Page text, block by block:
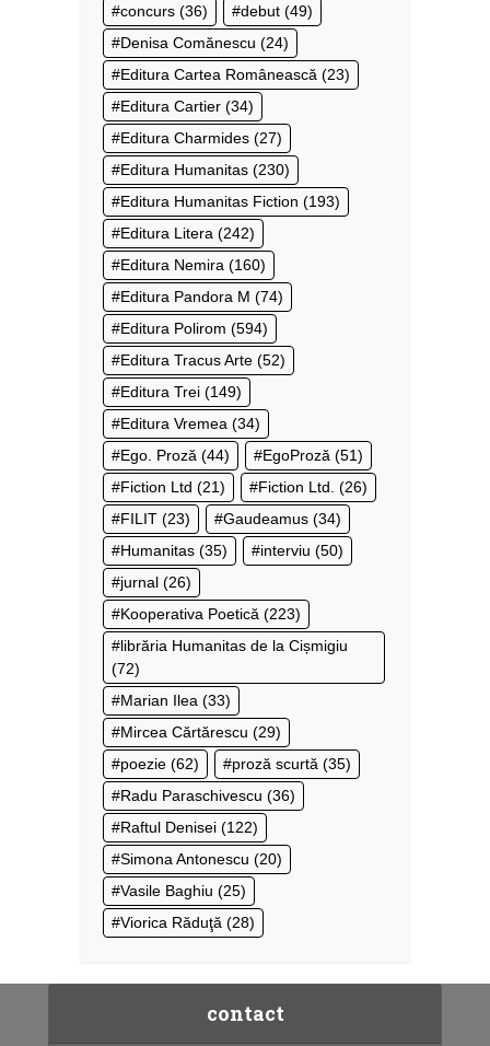
concurs (36) debut (49)
Denisa Comănescu (24)
Editura Cartea Românească (23)
Editura Cartier (34)
Editura Charmides (27)
Editura Humanitas (230)
Editura Humanitas Fiction (193)
Editura Litera (242)
Editura Nemira (160)
Editura Pandora M (74)
Editura Polirom (594)
Editura Tracus Arte (52)
Editura Trei (149)
Editura Vremea (34)
Ego. Proză (44) EgoProză (51)
Fiction Ltd (21) Fiction Ltd. (26)
FILIT (23) Gaudeamus (34)
Humanitas (35) interviu (50)
jurnal (26)
Kooperativa Poetică (223)
librăria Humanitas de la Cișmigiu
(72)
Marian Ilea (33)
Mircea Cărtărescu (29)
poezie (62) proză scurtă (35)
Radu Paraschivescu (36)
Raftul Denisei (122)
Simona Antonescu (20)
Vasile Baghiu (25)
Viorica Răduţă (28)
contact